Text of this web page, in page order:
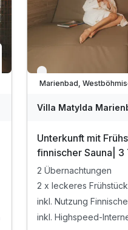
2 Erwachsene
Ausstattung
Verfügbar bis
Villa Matylda
Unterkunft mit
finnischer Sauna| 3
2 Übernachtungen
2 x leckeres
inkl. Nutzung
inkl. Highspeed-